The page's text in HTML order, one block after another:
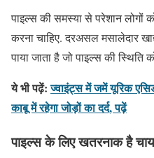
पाइल्स की समस्या से परेशान लोगों
करना चाहिए. दरअसल मसालेदार
पाया जाता है जो पाइल्स की स्थिति
ये भी पढ़ें:ज्वाइंट्स में जमें यूरिक
काबू में रहेगा जोड़ों का दर्द, पढ़ें
पाइल्स के लिए खतरनाक है